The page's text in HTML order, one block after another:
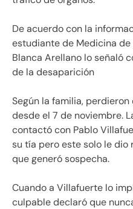
De acuerdo con la
estudiante de Medicina de
Blanca Arellano lo señaló
de la desaparición
Según la familia,
desde el 7 de noviembre.
contactó con Pablo
su tía pero este solo le
que generó sospecha.
Cuando a Villafuerte lo
culpable declaró que